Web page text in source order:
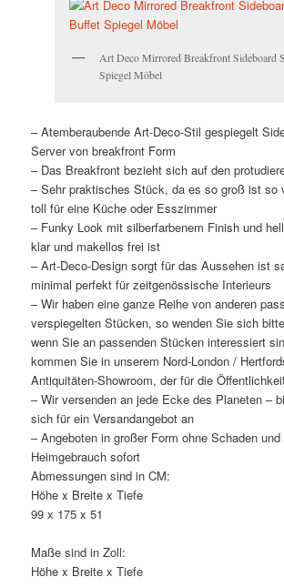
Art Deco Mirrored Breakfront Sideboard
Spiegel Möbel
– Atemberaubende Art-Deco-Stil gespiegelt
Server von breakfront Form
– Das Breakfront bezieht sich auf den
– Sehr praktisches Stück, da es so groß ist so
toll für eine Küche oder Esszimmer
– Funky Look mit silberfarbenem Finish und
klar und makellos frei ist
– Art-Deco-Design sorgt für das Aussehen ist
minimal perfekt für zeitgenössische Interieurs
– Wir haben eine ganze Reihe von anderen
verspiegelten Stücken, so wenden Sie sich
wenn Sie an passenden Stücken interessiert
kommen Sie in unserem Nord-London /
Antiquitäten-Showroom, der für die
– Wir versenden an jede Ecke des Planeten –
sich für ein Versandangebot an
– Angeboten in großer Form ohne Schaden
Heimgebrauch sofort
Abmessungen sind in CM:
Höhe x Breite x Tiefe
99 x 175 x 51
Maße sind in Zoll:
Höhe x Breite x Tiefe